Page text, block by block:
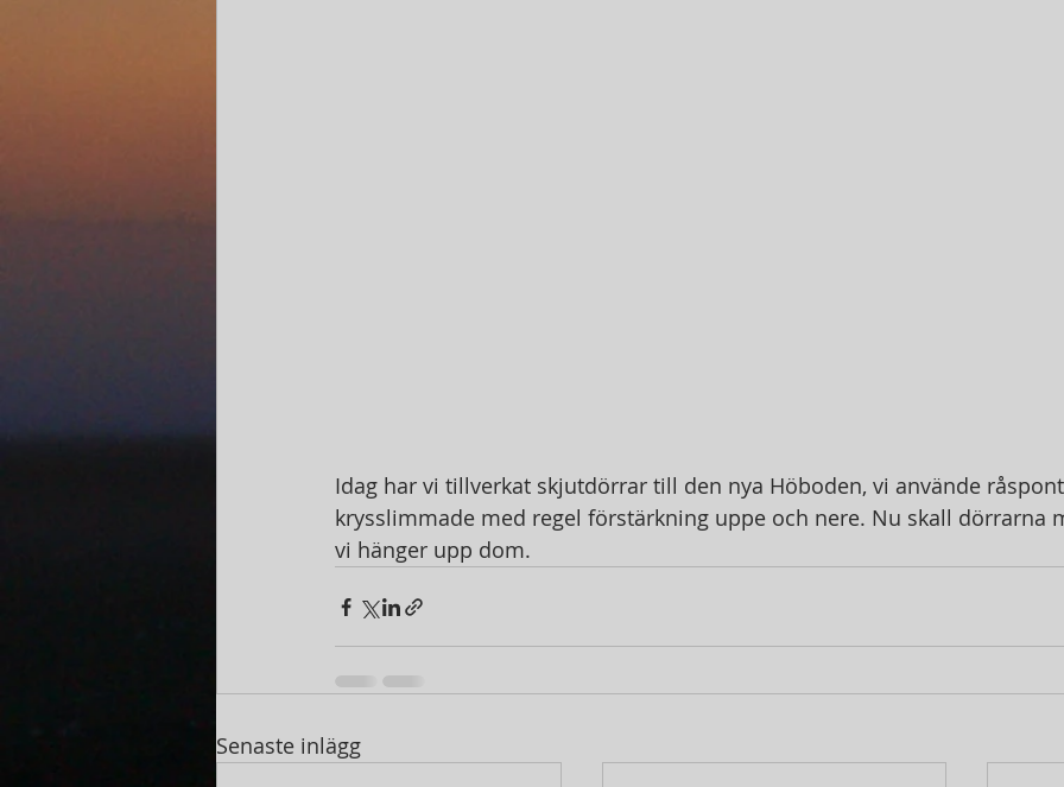
Idag har vi tillverkat skjutdörrar till den nya Höboden, vi använde
krysslimmade med regel förstärkning uppe och nere. Nu skall dörrarna
vi hänger upp dom.
Senaste inlägg